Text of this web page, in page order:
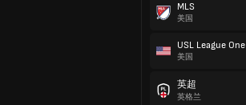
MLS
美国
USL League One
美国
英超
英格兰